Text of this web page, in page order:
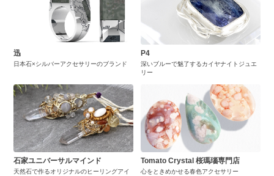
迅
日本石×シルバーアクセサリーのブランド
P4
深いブルーで魅了するカイヤナイトジュエ
リー
石家ユニバーサルマインド
天然石で作るオリジナルのヒーリングアイ
Tomato Crystal 桜瑪瑙専門店
心をときめかせる春色アクセサリー